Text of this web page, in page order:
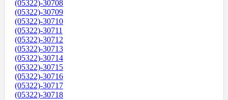
(05322)-30708
(05322)-30709
(05322)-30710
(05322)-30711
(05322)-30712
(05322)-30713
(05322)-30714
(05322)-30715
(05322)-30716
(05322)-30717
(05322)-30718